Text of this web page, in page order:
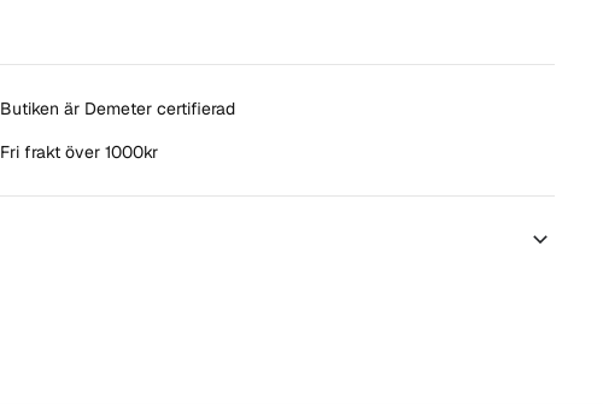
Butiken är Demeter certifierad
Fri frakt över 1000kr